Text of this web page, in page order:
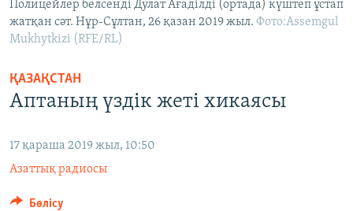
АРНАЙЫ ЖОБАЛАР
ЖАЗЫЛЫҢЫЗ
Полицейлер белсенді Дулат Ағаділді (ортада) күштеп ұстап
жатқан сәт. Нұр-Сұлтан, 26 қазан 2019 жыл. Фото:Assemgul
Mukhytkizi (RFE/RL)
ҚАЗАҚСТАН
Аптаның үздік жеті хикаясы
17 қараша 2019 жыл, 10:50
Азаттық радиосы
Бөлісу